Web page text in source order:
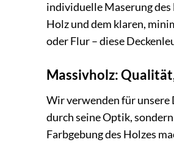
individuelle Maserung des
Holz und dem klaren,
oder Flur – diese
Massivholz:
Wir verwenden für
durch seine Optik,
Farbgebung des Holzes